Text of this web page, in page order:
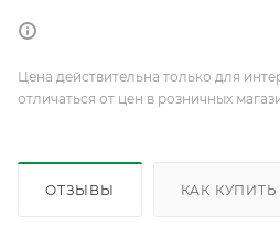
Цена действительна только для
отличаться от цен в розничных
ОТЗЫВЫ КАК КУПИТЬ